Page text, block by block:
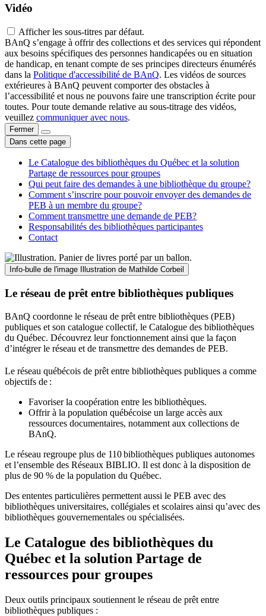
Vidéo
Afficher les sous-titres par défaut.
BAnQ s’engage à offrir des collections et des services qui répondent
aux besoins spécifiques des personnes handicapées ou en situation
de handicap, en tenant compte de ses principes directeurs énumérés
dans la Politique d'accessibilité de BAnQ. Les vidéos de sources
extérieures à BAnQ peuvent comporter des obstacles à
l’accessibilité et nous ne pouvons faire une transcription écrite pour
toutes. Pour toute demande relative au sous-titrage des vidéos,
veuillez communiquer avec nous.
Fermer
Dans cette page
Le Catalogue des bibliothèques du Québec et la solution
Partage de ressources pour groupes
Qui peut faire des demandes à une bibliothèque du groupe?
Comment s’inscrire pour pouvoir envoyer des demandes de
PEB à un membre du groupe?
Comment transmettre une demande de PEB?
Responsabilités des bibliothèques participantes
Contact
Info-bulle de l'image Illustration de Mathilde Corbeil
Le réseau de prêt entre bibliothèques publiques
BAnQ coordonne le réseau de prêt entre bibliothèques (PEB)
publiques et son catalogue collectif, le Catalogue des bibliothèques
du Québec. Découvrez leur fonctionnement ainsi que la façon
d’intégrer le réseau et de transmettre des demandes de PEB.
Le réseau québécois de prêt entre bibliothèques publiques a comme
objectifs de :
Favoriser la coopération entre les bibliothèques.
Offrir à la population québécoise un large accès aux
ressources documentaires, notamment aux collections de
BAnQ.
Le réseau regroupe plus de 110bibliothèques publiques autonomes
et l’ensemble des Réseaux BIBLIO. Il est donc à la disposition de
plus de 90 % de la population du Québec.
Des ententes particulières permettent aussi le PEB avec des
bibliothèques universitaires, collégiales et scolaires ainsi qu’avec des
bibliothèques gouvernementales ou spécialisées.
Le Catalogue des bibliothèques du
Québec et la solution Partage de
ressources pour groupes
Deux outils principaux soutiennent le réseau de prêt entre
bibliothèques publiques :